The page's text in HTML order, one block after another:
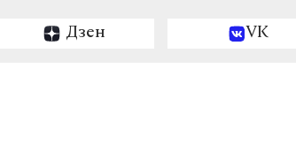
Дзен VK